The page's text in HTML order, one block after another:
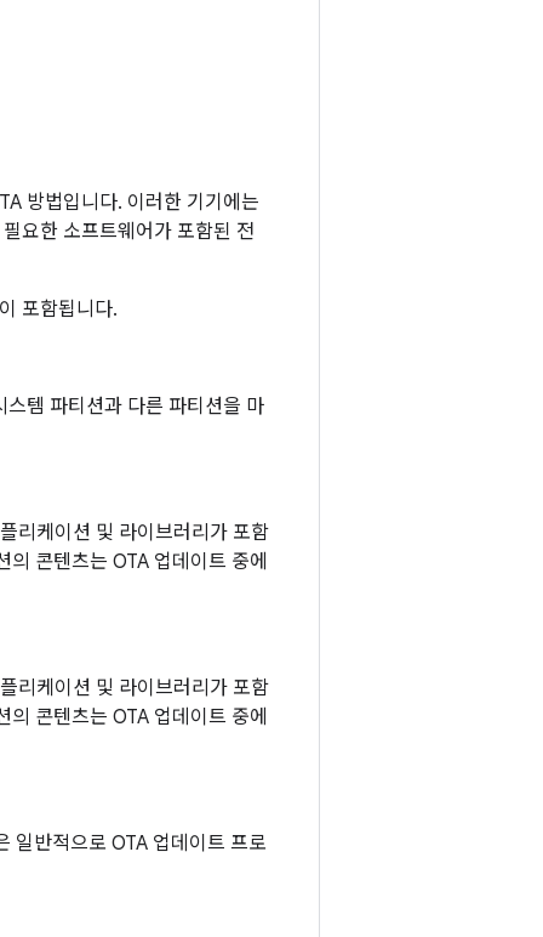
방법입니다. 이러한 기기에는
요한 소프트웨어가 포함된 전
포함됩니다.
템 파티션과 다른 파티션을 마
리케이션 및 라이브러리가 포함
콘텐츠는 OTA 업데이트 중에
리케이션 및 라이브러리가 포함
콘텐츠는 OTA 업데이트 중에
일반적으로 OTA 업데이트 프로